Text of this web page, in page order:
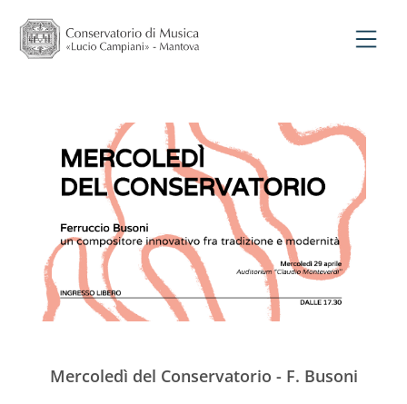
Mercoledì del Conservatorio - F. Busoni